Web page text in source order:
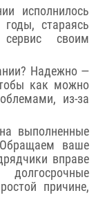
исполнилось
стараясь
своим
Надежно —
как можно
из-за
выполненные
ваше
вправе
причине,